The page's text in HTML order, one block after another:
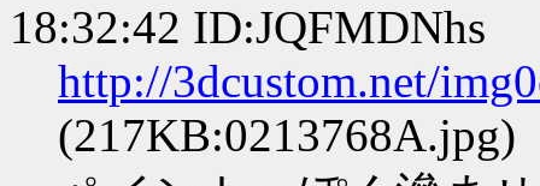
18:32:42 ID:JQFMDNhs
http://3dcustom.net/
(217KB:0213768A.jpg)